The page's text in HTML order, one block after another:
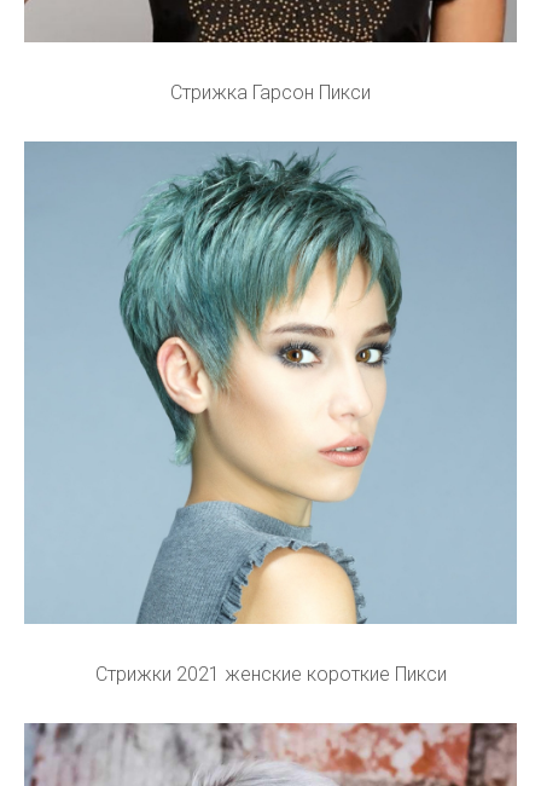
Стрижка Гарсон Пикси
Стрижки 2021 женские короткие Пикси